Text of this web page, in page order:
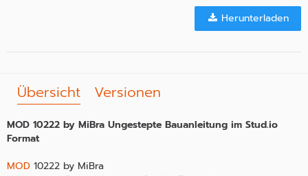
Herunterladen
Übersicht Versionen
MOD 10222 by MiBra Ungestepte Bauanleitung im Stud.io
Format
MOD 10222 by MiBra